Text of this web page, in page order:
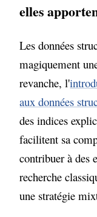
elles
Les données
magiquement
revanche, l'
aux données
des indices
facilitent sa
contribuer à des
recherche
une stratégie
Posez-moi vos
JG
Bonjour !
Gourdon.
questions
artificielle
de son